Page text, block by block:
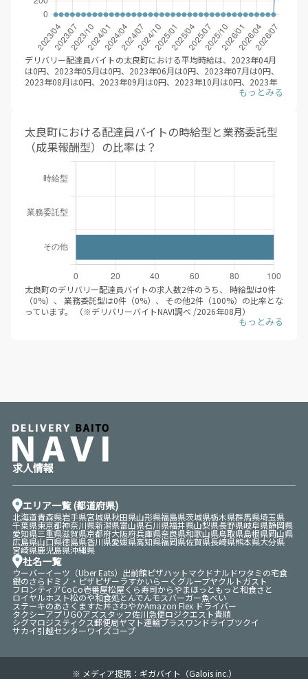
デリバリー配達員バイトの太良町における平均時給は、2023年04月
は0円、2023年05月は0円、2023年06月は0円、2023年07月は0円、
2023年08月は0円、2023年09月は0円、2023年10月は0円、2023年
11月は0円、2023年12月は0円、2024年01月は0円、2024年02月は0
09月は0円、2024年10月は0円、2024年11月は0円、2024年12月は0
円、2025年01月は0円、2025年02月は0円、2025年03月は0円、
2025年04月は0円、2025年05月は0円、2025年06月は0円、2025年
07月は0円、2025年08月は0円、2025年09月は0円、2025年10月は0
2026年02月は0円、2026年03月は0円、2026年04月は0円、2026年
08月）
な判断軸になるかと思います。平均時給が伸びているエリアにて、積
極的に求人を検索すると良いでしょう。
太良町における配達員バイトの時給型と業務委託型
（成果報酬型）の比率は？
太良町のデリバリー配達員バイトの求人数2件のうち、 時給型は0件
（0%）、 業務委託型は0件（0%）、 その他2件（100%）の比率とな
っています。 （※デリバリーバイトNAVI調べ /2026年08月）
前述の通り、時給型と業務委託型（成果報酬型）にはそれぞれメリッ
求人情報
エリア一覧 (都道府県)
北海道青森県岩手県宮城県秋田県山形県福島県茨城県栃木県群馬県埼玉県
千葉県東京都神奈川県新潟県富山県石川県福井県山梨県長野県岐阜県静岡県
愛知県三重県滋賀県京都府大阪府兵庫県奈良県和歌山県鳥取県島根県岡山県
広島県山口県徳島県香川県愛媛県高知県福岡県佐賀県長崎県熊本県大分県
宮崎県鹿児島県沖縄県
社名一覧
ウーバーイーツ（Uber Eats） 出前館ピザハットマクドナルドワタミの宅食
銀のさら ドミノ・ピザピザーラすかいらーくグループヤクルトガスト
フロンティアCoCo壱番屋松屋くら寿司からやまほっともっと和食さと
ロイヤルホスト松のや和食処とんでんモスバーガー魚べい
ステーキのあさくますた丼さわやかAmazon Flex ドライバー
タクシーアプリGOアズスタッフ佐川急便ロジクエスト貴順
シグマロジスティクス郵便局ヤマト運輸プラスワンドライブツクイ
サカイ引越センターワイズコープ
※ メディア提携：ギガバイト（Galois inc.）